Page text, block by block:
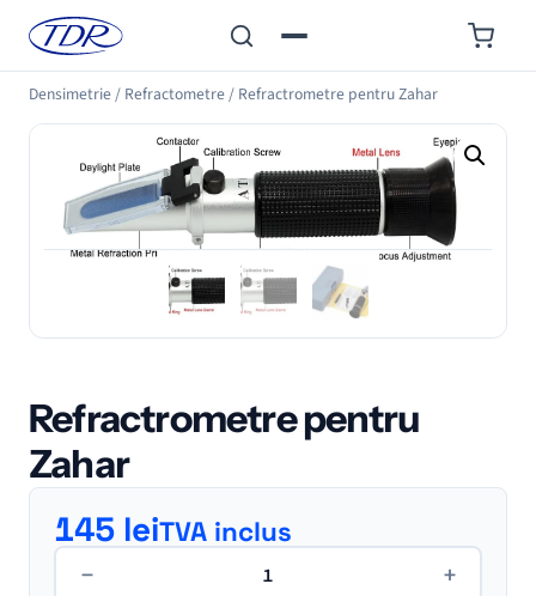
Densimetrie/ Refractometre/ Refractrometre pentru Zahar
Refractrometre pentru
Zahar
145 leiTVA inclus
−
Cantitate
+